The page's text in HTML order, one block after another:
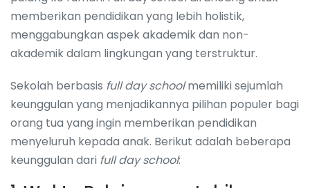
memberikan pendidikan yang lebih holistik,
menggabungkan aspek akademik dan non-
akademik dalam lingkungan yang terstruktur.
Sekolah berbasis full day schoolmemiliki sejumlah
keunggulan yang menjadikannya pilihan populer bagi
orang tua yang ingin memberikan pendidikan
menyeluruh kepada anak. Berikut adalah beberapa
keunggulan dari full day school: